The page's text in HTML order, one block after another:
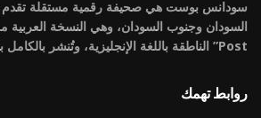
سودانس بوست هي صحيفة رقمية مستقلة تقدم
Post” الناطقة باللغة الإنجليزية، وتُنشر بالكامل باللغة العربية.
روابط تهمك